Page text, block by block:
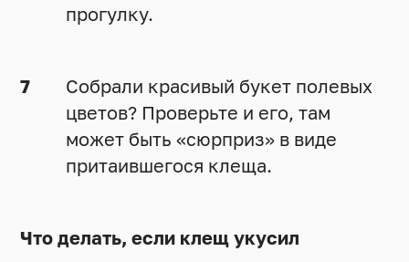
прогулку.
Собрали красивый букет полевых
цветов? Проверьте и его, там
может быть «сюрприз» в виде
притаившегося клеща.
Что делать, если клещ укусил